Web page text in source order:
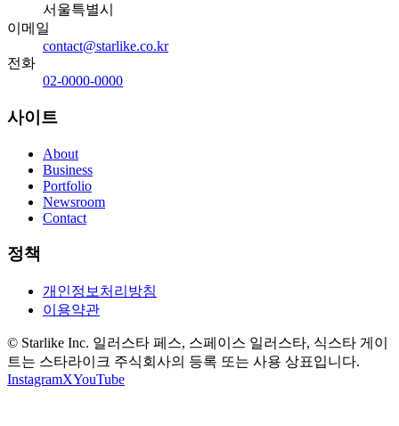
서울특별시
이메일
contact@starlike.co.kr
전화
02-0000-0000
사이트
About
Business
Portfolio
Newsroom
Contact
정책
개인정보처리방침
이용약관
© Starlike Inc. 일러스타 페스, 스페이스 일러스타, 식스타 게이
트는 스타라이크 주식회사의 등록 또는 사용 상표입니다.
InstagramXYouTube